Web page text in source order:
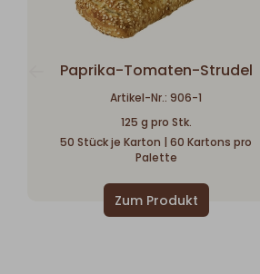
Paprika-Tomaten-Strudel
Artikel-Nr.: 906-1
125 g pro Stk.
50 Stück je Karton | 60 Kartons pro
Palette